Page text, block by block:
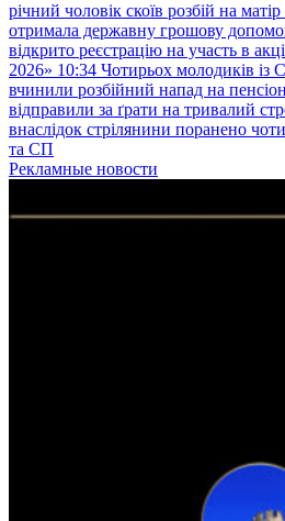
річний чоловік скоїв розбій на
отримала державну грошову
відкрито реєстрацію на участь в
2026» 10:34 Чотирьох молодиків із
вчинили розбійний напад на
відправили за ґрати на тривалий
внаслідок стрілянини поранено
та СП
Рекламные новости